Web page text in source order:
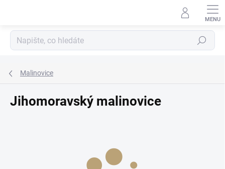
Hledat
Malinovice
Jihomoravský malinovice